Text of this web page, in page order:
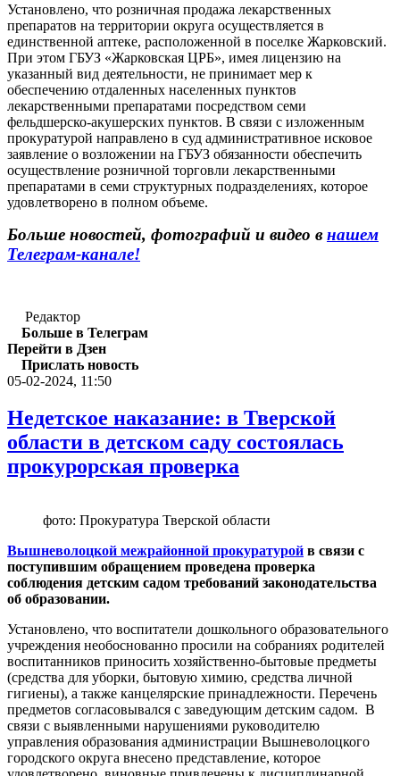
Установлено, что розничная продажа лекарственных
препаратов на территории округа осуществляется в
единственной аптеке, расположенной в поселке Жарковский.
При этом ГБУЗ «Жарковская ЦРБ», имея лицензию на
указанный вид деятельности, не принимает мер к
обеспечению отдаленных населенных пунктов
лекарственными препаратами посредством семи
фельдшерско-акушерских пунктов. В связи с изложенным
прокуратурой направлено в суд административное исковое
заявление о возложении на ГБУЗ обязанности обеспечить
осуществление розничной торговли лекарственными
препаратами в семи структурных подразделениях, которое
удовлетворено в полном объеме.
Больше новостей, фотографий и видео в нашем
Телеграм-канале!
Редактор
Больше в Телеграм
Перейти в Дзен
Прислать новость
05-02-2024, 11:50
Недетское наказание: в Тверской
области в детском саду состоялась
прокурорская проверка
фото: Прокуратура Тверской области
Вышневолоцкой межрайонной прокуратурой в связи с
поступившим обращением проведена проверка
соблюдения детским садом требований законодательства
об образовании.
Установлено, что воспитатели дошкольного образовательного
учреждения необоснованно просили на собраниях родителей
воспитанников приносить хозяйственно-бытовые предметы
(средства для уборки, бытовую химию, средства личной
гигиены), а также канцелярские принадлежности. Перечень
предметов согласовывался с заведующим детским садом. В
связи с выявленными нарушениями руководителю
управления образования администрации Вышневолоцкого
городского округа внесено представление, которое